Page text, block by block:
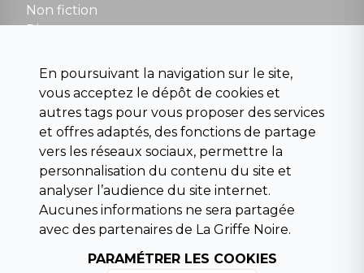
Non fiction
Divers
Beaux livres et art
Para scolaire
Histoire
Pochoteque
Pleiade
INFORMATIONS
Droit de rétractation
Conditions générales de vente
En poursuivant la navigation sur le site,
vous acceptez le dépôt de cookies et
autres tags pour vous proposer des services
et offres adaptés, des fonctions de partage
vers les réseaux sociaux, permettre la
personnalisation du contenu du site et
analyser l’audience du site internet.
Aucunes informations ne sera partagée
avec des partenaires de La Griffe Noire.
PARAMÉTRER LES COOKIES